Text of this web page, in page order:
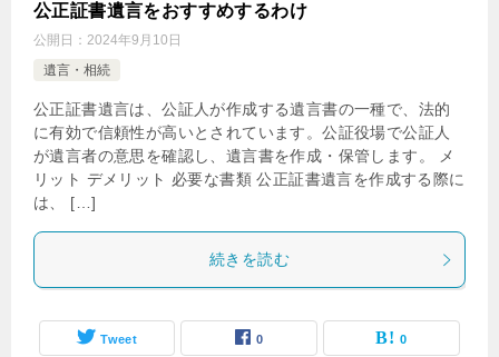
公正証書遺言をおすすめするわけ
公開日： 2024年9月10日
遺言・相続
公正証書遺言は、公証人が作成する遺言書の一種で、法的
に有効で信頼性が高いとされています。公証役場で公証人
が遺言者の意思を確認し、遺言書を作成・保管します。 メ
リット デメリット 必要な書類 公正証書遺言を作成する際に
は、 […]
続きを読む
Tweet 0 0